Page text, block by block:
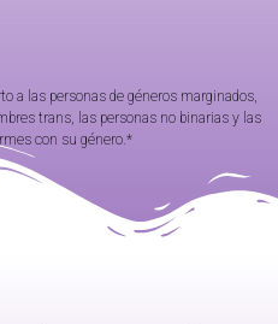
a las personas de géneros marginados,
trans, las personas no binarias y las
con su género.*